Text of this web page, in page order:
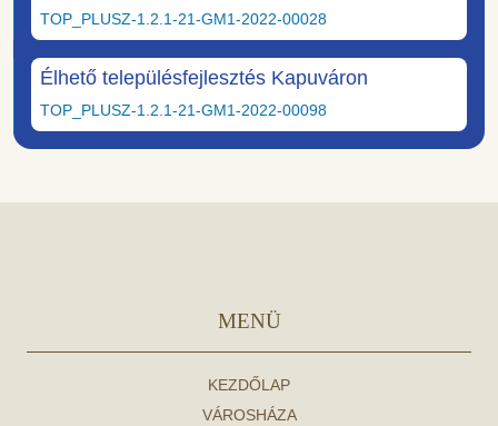
TOP_PLUSZ-1.2.1-21-GM1-2022-00028
Élhető településfejlesztés Kapuváron
TOP_PLUSZ-1.2.1-21-GM1-2022-00098
MENÜ
KEZDŐLAP
VÁROSHÁZA